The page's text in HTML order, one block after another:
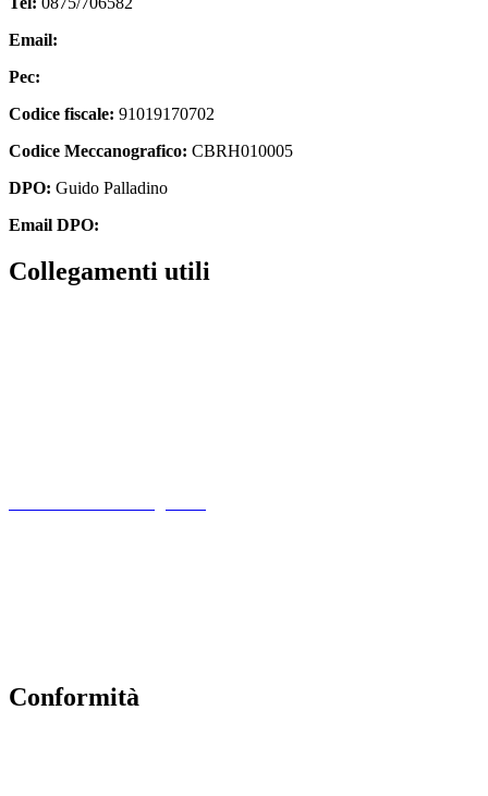
Email:
Pec:
Codice fiscale: 91019170702
Codice Meccanografico: CBRH010005
DPO: Guido Palladino
Email DPO:
Collegamenti utili
Conformità